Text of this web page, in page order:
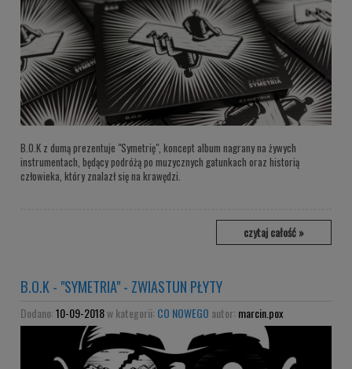
B.O.K z dumą prezentuje "Symetrię", koncept album nagrany na żywych
instrumentach, będący podróżą po muzycznych gatunkach oraz historią
człowieka, który znalazł się na krawędzi.
czytaj całość »
B.O.K - "SYMETRIA" - ZWIASTUN PŁYTY
Dodano:10-09-2018w kategorii: CO NOWEGO autor: marcin.pox